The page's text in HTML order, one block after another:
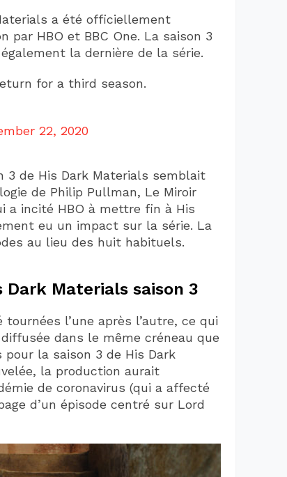
a été officiellement
par HBO et BBC One. La saison 3
la dernière de la série.
for a third season.
22, 2020
3 de His Dark Materials semblait
de Philip Pullman, Le Miroir
a incité HBO à mettre fin à His
eu un impact sur la série. La
au lieu des huit habituels.
Materials saison 3
l’une après l’autre, ce qui
dans le même créneau que
la saison 3 de His Dark
la production aurait
de coronavirus (qui a affecté
d’un épisode centré sur Lord